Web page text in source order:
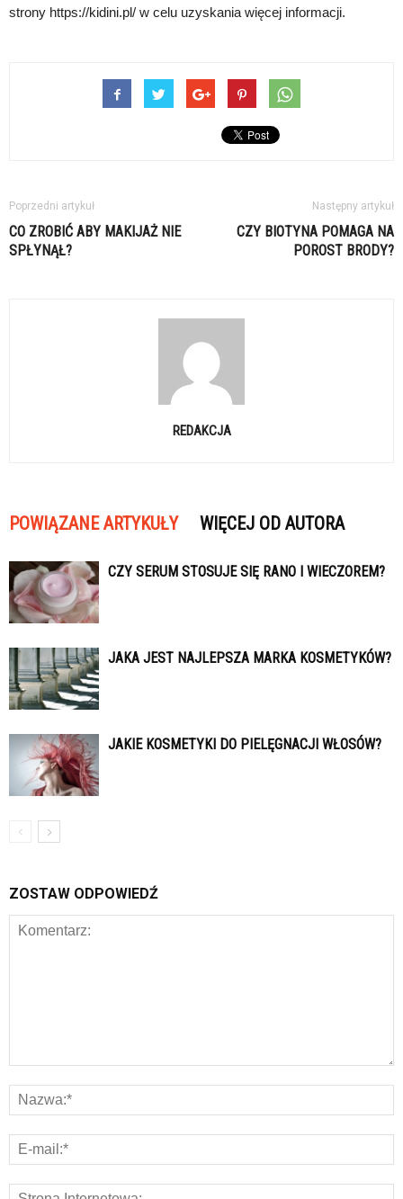
strony https://kidini.pl/ w celu uzyskania więcej informacji.
Poprzedni artykuł
CO ZROBIĆ ABY MAKIJAŻ NIE
SPŁYNĄŁ?
Następny artykuł
CZY BIOTYNA POMAGA NA
POROST BRODY?
REDAKCJA
POWIĄZANE ARTYKUŁY WIĘCEJ OD AUTORA
CZY SERUM STOSUJE SIĘ RANO I WIECZOREM?
JAKA JEST NAJLEPSZA MARKA KOSMETYKÓW?
JAKIE KOSMETYKI DO PIELĘGNACJI WŁOSÓW?
ZOSTAW ODPOWIEDŹ